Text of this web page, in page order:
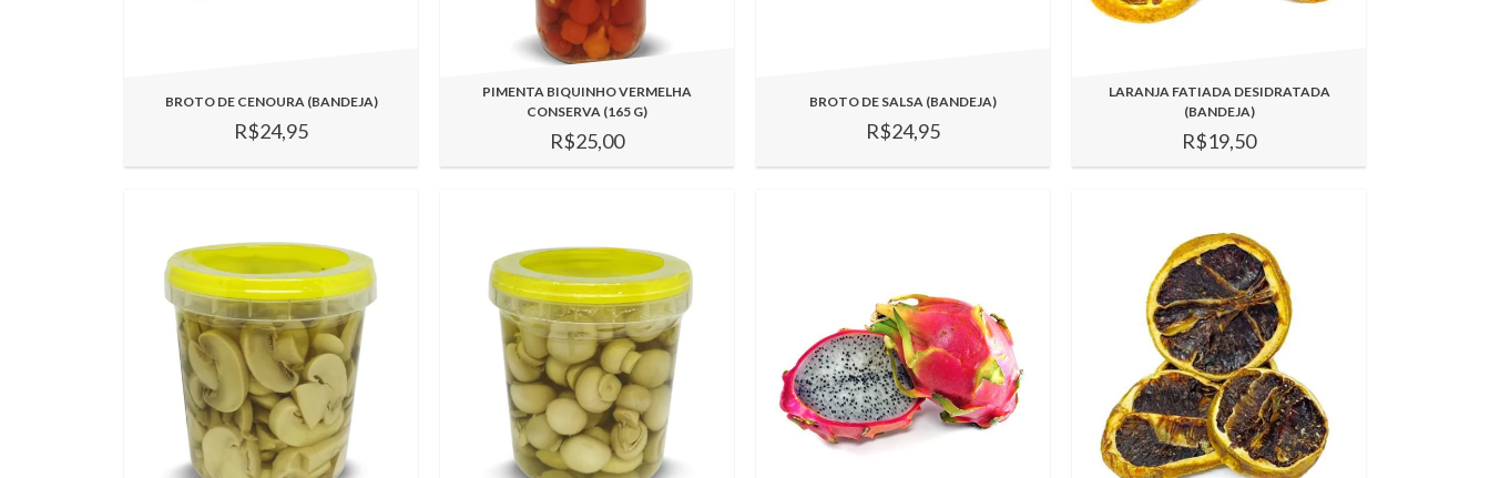
BROTO DE CENOURA (BANDEJA)
R$24,95
PIMENTA BIQUINHO VERMELHA
CONSERVA (165 G)
R$25,00
BROTO DE SALSA (BANDEJA)
R$24,95
LARANJA FATIADA DESIDRATADA
(BANDEJA)
R$19,50